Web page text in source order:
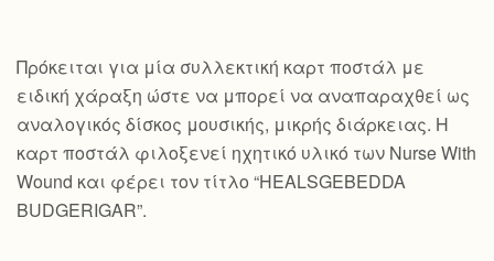
Πρόκειται για μία συλλεκτική καρτ ποστάλ με
ειδική χάραξη ώστε να μπορεί να αναπαραχθεί ως
αναλογικός δίσκος μουσικής, μικρής διάρκειας. Η
καρτ ποστάλ φιλοξενεί ηχητικό υλικό των Nurse With
Wound και φέρει τον τίτλο “HEALSGEBEDDA
BUDGERIGAR”.